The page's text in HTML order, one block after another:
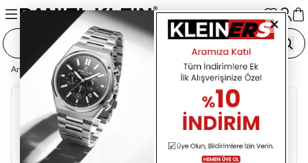
Ana Sayfa Tedarikçi Listesi
Alfabetik Sıralama
A B C F G H I